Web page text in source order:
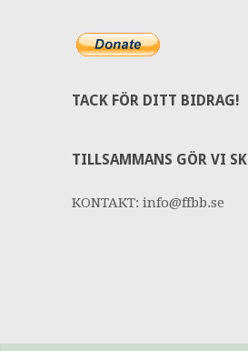
TACK FÖR DITT BIDRAG!
TILLSAMMANS GÖR VI
KONTAKT: info@ffbb.se